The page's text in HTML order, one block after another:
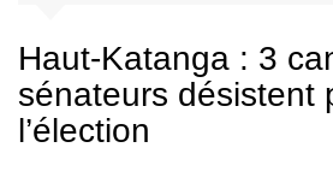
Haut-Katanga : 3
sénateurs désistent
l’élection